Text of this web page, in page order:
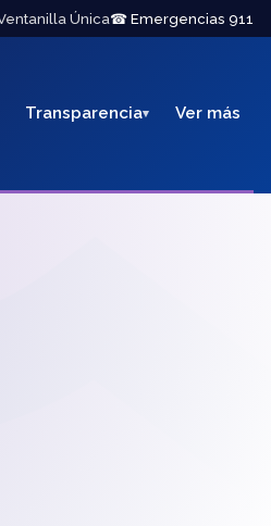
Única☎ Emergencias 911
Transparencia Ver más